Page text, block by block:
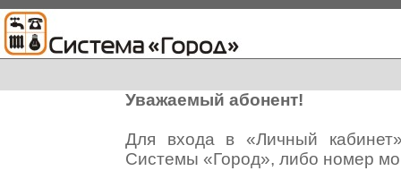
Уважаемый абонент!
Для входа в «Личный
Системы «Город», либо номер